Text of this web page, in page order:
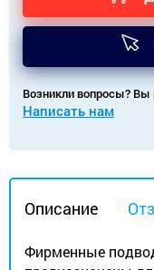
Возникли вопросы?
Написать нам
Описание
Фирменные